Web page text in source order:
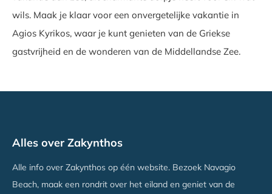
wils. Maak je klaar voor een onvergetelijke vakantie in
Agios Kyrikos, waar je kunt genieten van de Griekse
gastvrijheid en de wonderen van de Middellandse Zee.
Alles over Zakynthos
Alle info over Zakynthos op één website. Bezoek Navagio
Beach, maak een rondrit over het eiland en geniet van de